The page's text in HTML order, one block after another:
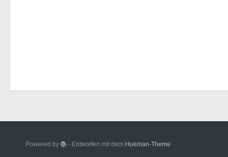
Powered by - Entworfen mit dem Hueman-Theme